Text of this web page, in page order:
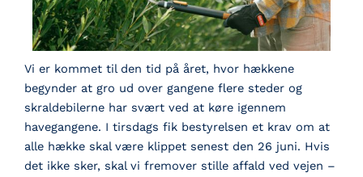
Vi er kommet til den tid på året, hvor hækkene
begynder at gro ud over gangene flere steder og
skraldebilerne har svært ved at køre igennem
havegangene. I tirsdags fik bestyrelsen et krav om at
alle hække skal være klippet senest den 26 juni. Hvis
det ikke sker, skal vi fremover stille affald ved vejen –